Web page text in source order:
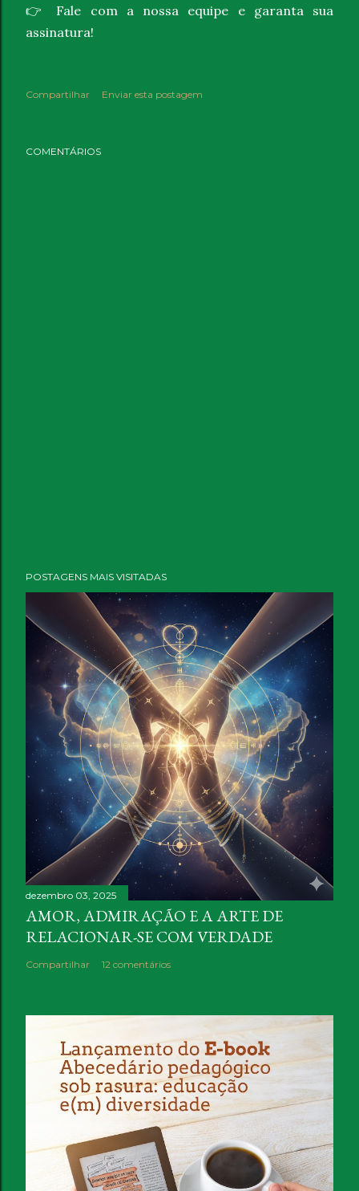
👉
Fale com a nossa equipe e garanta sua
assinatura!
Compartilhar Enviar esta postagem
COMENTÁRIOS
POSTAGENS MAIS VISITADAS
dezembro 03, 2025
AMOR, ADMIRAÇÃO E A ARTE DE
RELACIONAR-SE COM VERDADE
Compartilhar 12 comentários